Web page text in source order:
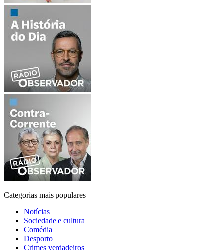
Categorias mais populares
Notícias
Sociedade e cultura
Comédia
Desporto
Crimes verdadeiros